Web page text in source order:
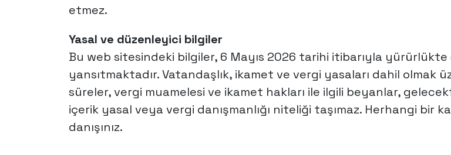
etmez.
Yasal ve düzenleyici bilgiler
Bu web sitesindeki bilgiler, 6 Mayıs 2026 tarihi itibarıyla
yansıtmaktadır. Vatandaşlık, ikamet ve vergi yasaları dahil
süreler, vergi muamelesi ve ikamet hakları ile ilgili beyanlar,
içerik yasal veya vergi danışmanlığı niteliği taşımaz. Herhangi
danışınız.